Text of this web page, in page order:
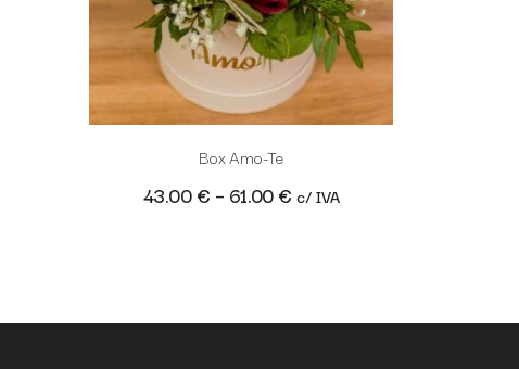
Box Amo-Te
43.00€ – 61.00€ c/ IVA